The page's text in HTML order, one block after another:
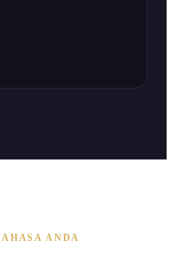
ANDA